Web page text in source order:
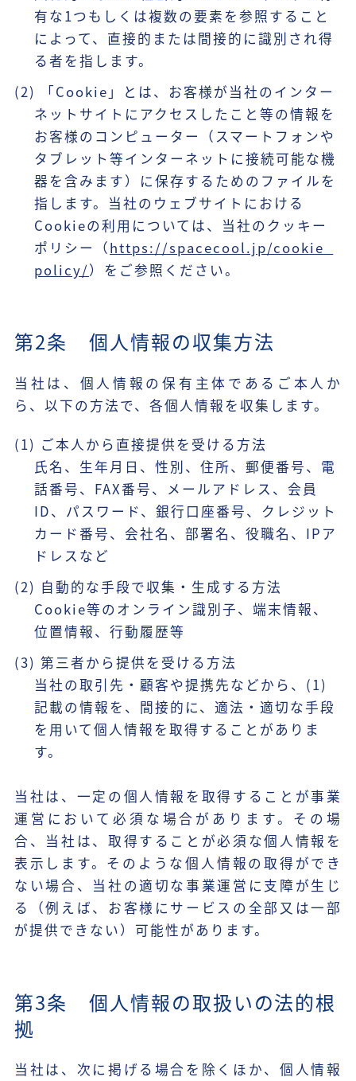
有な1つもしくは複数の要素を参照すること
によって、直接的または間接的に識別され得
る者を指します。
(2) 「Cookie」とは、お客様が当社のインター
ネットサイトにアクセスしたこと等の情報を
お客様のコンピューター（スマートフォンや
タブレット等インターネットに接続可能な機
器を含みます）に保存するためのファイルを
指します。当社のウェブサイトにおける
Cookieの利用については、当社のクッキー
ポリシー（https://spacecool.jp/cookie_
policy/）をご参照ください。
第2条 個人情報の収集方法
当社は、個人情報の保有主体であるご本人か
ら、以下の方法で、各個人情報を収集します。
(1) ご本人から直接提供を受ける方法
氏名、生年月日、性別、住所、郵便番号、電
話番号、FAX番号、メールアドレス、会員
ID、パスワード、銀行口座番号、クレジット
カード番号、会社名、部署名、役職名、IPア
ドレスなど
(2) 自動的な手段で収集・生成する方法
Cookie等のオンライン識別子、端末情報、
位置情報、行動履歴等
(3) 第三者から提供を受ける方法
当社の取引先・顧客や提携先などから、(1)
記載の情報を、間接的に、適法・適切な手段
を用いて個人情報を取得することがありま
す。
当社は、一定の個人情報を取得することが事業
運営において必須な場合があります。その場
合、当社は、取得することが必須な個人情報を
表示します。そのような個人情報の取得ができ
ない場合、当社の適切な事業運営に支障が生じ
る（例えば、お客様にサービスの全部又は一部
が提供できない）可能性があります。
第3条 個人情報の取扱いの法的根
拠
当社は、次に掲げる場合を除くほか、個人情報